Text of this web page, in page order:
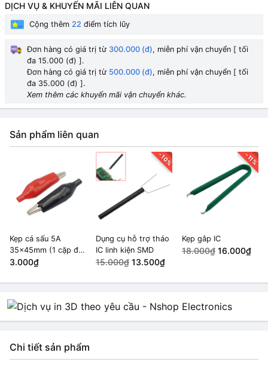
DỊCH VỤ & KHUYẾN MÃI LIÊN QUAN
Cộng thêm 22 điểm tích lũy
Đơn hàng có giá trị từ 300.000 (đ), miễn phí vận chuyển [ tối
đa 15.000 (đ) ].
Đơn hàng có giá trị từ 500.000 (đ), miễn phí vận chuyển [ tối
đa 35.000 (đ) ].
Xem thêm các khuyến mãi vận chuyển khác.
Sản phẩm liên quan
Kẹp cá sấu 5A
35x45mm (1 cặp đỏ
đen)
3.000₫
-10%
Dụng cụ hỗ trợ tháo
IC linh kiện SMD
15.000₫ 13.500₫
-11%
Kẹp gắp IC
18.000₫ 16.000₫
Chi tiết sản phẩm